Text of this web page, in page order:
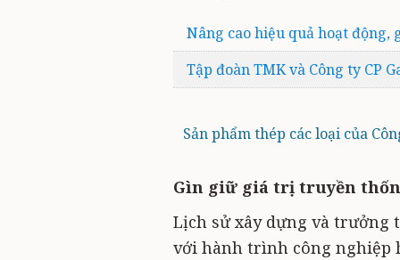
Nâng cao hiệu quả hoạt
Tập đoàn TMK và Công ty CP
Sản phẩm thép các loại của
Gìn giữ giá trị truyền
Lịch sử xây dựng và trưởng
với hành trình công nghiệp